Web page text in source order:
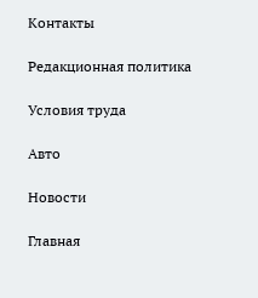
Контакты
Редакционная политика
Условия труда
Авто
Новости
Главная